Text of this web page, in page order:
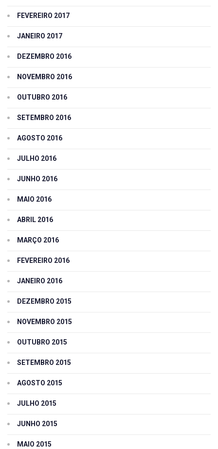
FEVEREIRO 2017
JANEIRO 2017
DEZEMBRO 2016
NOVEMBRO 2016
OUTUBRO 2016
SETEMBRO 2016
AGOSTO 2016
JULHO 2016
JUNHO 2016
MAIO 2016
ABRIL 2016
MARÇO 2016
FEVEREIRO 2016
JANEIRO 2016
DEZEMBRO 2015
NOVEMBRO 2015
OUTUBRO 2015
SETEMBRO 2015
AGOSTO 2015
JULHO 2015
JUNHO 2015
MAIO 2015